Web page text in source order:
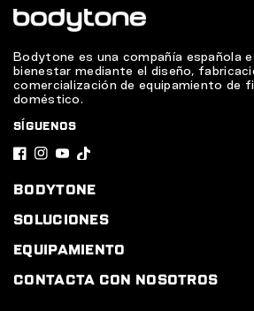
Bodytone es una compañía española
bienestar mediante el diseño,
comercialización de equipamiento de
doméstico.
SÍGUENOS
F
a
c
o
I
n
s
g
o
u
b
T
i
k
k
BODYTONE
Quiénes somos
Soporte Técnico
Contacta con nosotros
SOLUCIONES
Nuestros servicios
Equipa tu gimnasio
EQUIPAMIENTO
Línea Cardio
CONTACTA CON NOSOTROS